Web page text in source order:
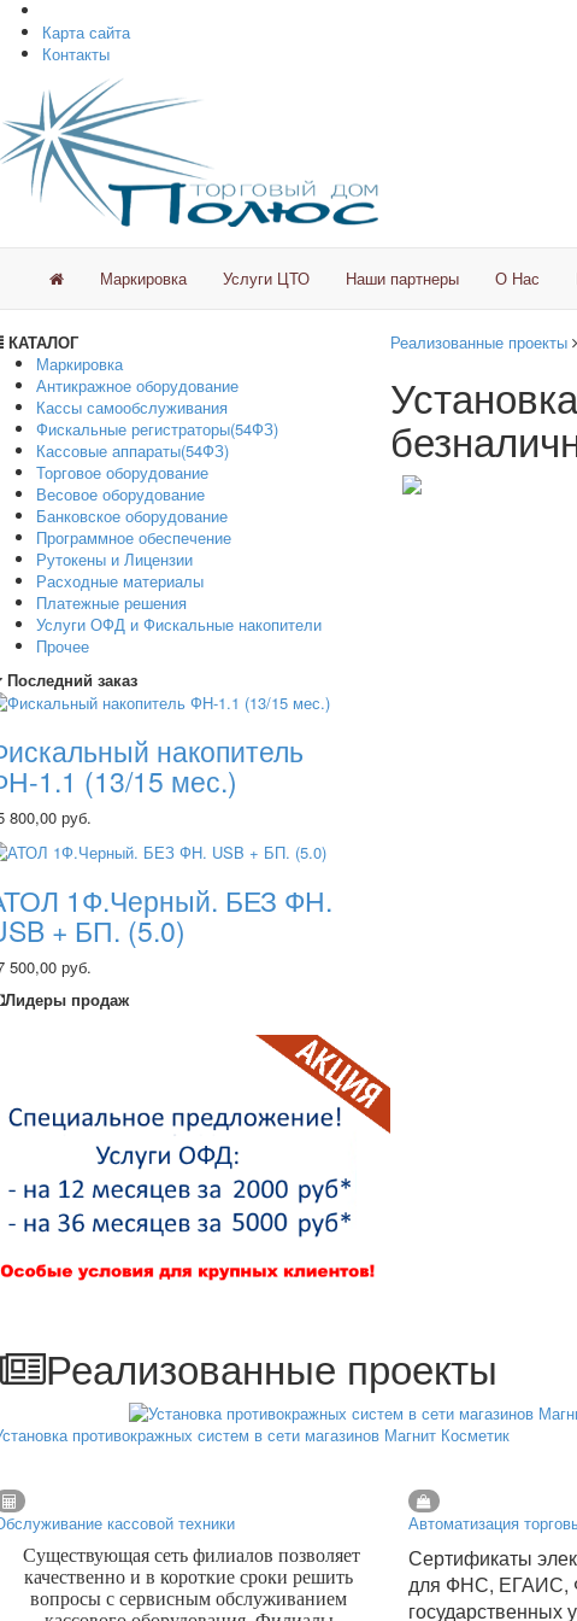
Карта сайта
Контакты
Маркировка Услуги ЦТО Наши партнеры О Нас
КАТАЛОГ
Маркировка
Антикражное оборудование
Кассы самообслуживания
Фискальные регистраторы(54ФЗ)
Кассовые аппараты(54ФЗ)
Торговое оборудование
Весовое оборудование
Банковское оборудование
Программное обеспечение
Рутокены и Лицензии
Расходные материалы
Платежные решения
Услуги ОФД и Фискальные накопители
Прочее
Последний заказ
накопитель
1.1 (13/15 мес.)
800,00 руб.
1Ф.Черный. БЕЗ ФН.
+ БП. (5.0)
500,00 руб.
Лидеры продаж
Реализованные проекты
Реализованные проекты
противокражных систем в сети магазинов Магнит Косметик
кассовой техники
Существующая сеть филиалов позволяет
качественно и в короткие сроки решить
вопросы с сервисным обслуживанием
Автоматизация
Сертификаты
для ФНС, ЕГАИС,